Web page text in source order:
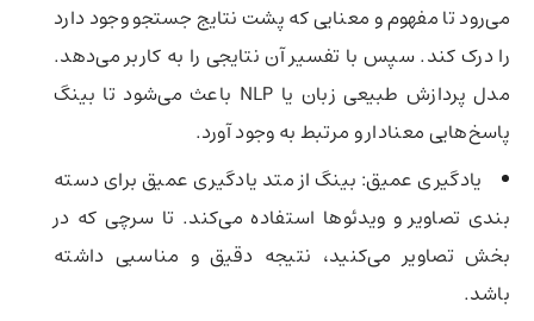
می‌رود تا مفهوم و معنایی که پشت نتایج جستجو وجود دارد
را درک کند. سپس با تفسیر آن نتایجی را به کاربر می‌دهد.
مدل پردازش طبیعی زبان یا NLP باعث می‌شود تا بینگ
پاسخ‌هایی معنادار و مرتبط به وجود آورد.
یادگیری عمیق: بینگ از متد یادگیری عمیق برای دسته
بندی تصاویر و ویدئوها استفاده می‌کند. تا سرچی که در
بخش تصاویر می‌کنید، نتیجه دقیق و مناسبی داشته
باشد.